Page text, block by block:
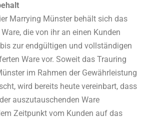
Marrying Münster behält sich das
die von ihr an einen Kunden
zur endgültigen und vollständigen
Ware vor. Soweit das Trauring
im Rahmen der Gewährleistung
wird bereits heute vereinbart, dass
auszutauschenden Ware
Zeitpunkt vom Kunden auf das